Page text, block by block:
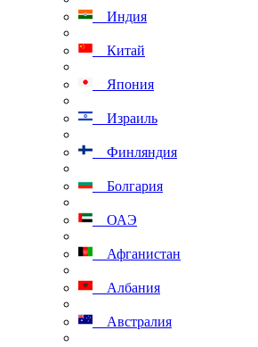
Индия
Китай
Япония
Израиль
Финляндия
Болгария
ОАЭ
Афганистан
Албания
Австралия